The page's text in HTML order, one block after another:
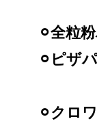
⚪︎全粒
⚪︎ピザ
⚪︎クロ